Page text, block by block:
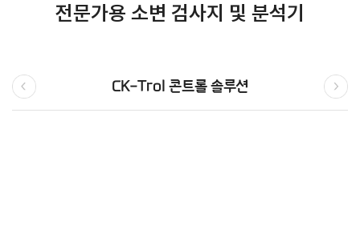
전문가용 소변 검사지 및 분석기
CK-Trol 콘트롤 솔루션